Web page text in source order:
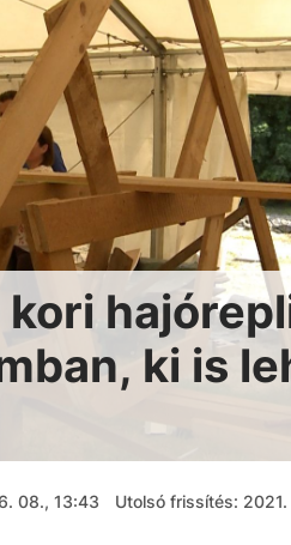
kori
ki is
08., 13:43 Utolsó frissítés: 2021.